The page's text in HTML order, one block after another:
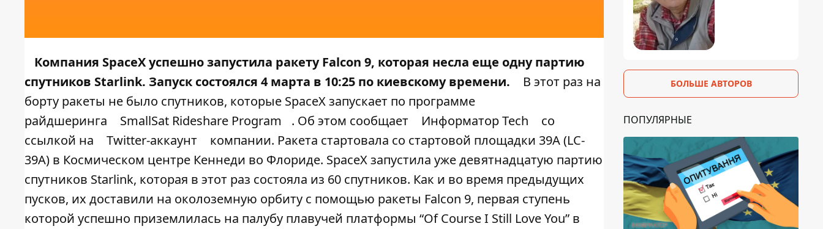
Компания SpaceX успешно запустила ракету Falcon 9, которая несла еще одну партию
спутников Starlink. Запуск состоялся 4 марта в 10:25 по киевскому времени.
В этот раз на
борту ракеты не было спутников, которые SpaceX запускает по программе
райдшеринга
SmallSat Rideshare Program . Об этом сообщает Информатор Tech
со
ссылкой на
Twitter-аккаунт
компании. Ракета стартовала со стартовой площадки 39A (LC-
39A) в Космическом центре Кеннеди во Флориде. SpaceX запустила уже девятнадцатую партию
спутников Starlink, которая в этот раз состояла из 60 спутников. Как и во время предыдущих
пусков, их доставили на околоземную орбиту с помощью ракеты Falcon 9, первая ступень
которой успешно приземлилась на палубу плавучей платформы “Of Course I Still Love You” в
БОЛЬШЕ АВТОРОВ
ПОПУЛЯРНЫЕ